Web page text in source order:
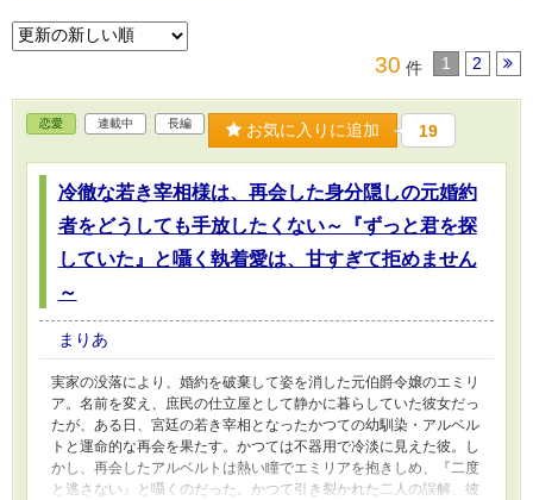
30 件 1 2
恋愛 連載中 長編 お気に入りに追加 19
冷徹な若き宰相様は、再会した身分隠しの元婚約
者をどうしても手放したくない～『ずっと君を探
していた』と囁く執着愛は、甘すぎて拒めません
～
まりあ
実家の没落により、婚約を破棄して姿を消した元伯爵令嬢のエミリ
ア。名前を変え、庶民の仕立屋として静かに暮らしていた彼女だっ
たが、ある日、宮廷の若き宰相となったかつての幼馴染・アルベル
トと運命的な再会を果たす。かつては不器用で冷淡に見えた彼。し
かし、再会したアルベルトは熱い瞳でエミリアを抱きしめ、『二度
と逃さない』と囁くのだった。かつて引き裂かれた二人の誤解、彼